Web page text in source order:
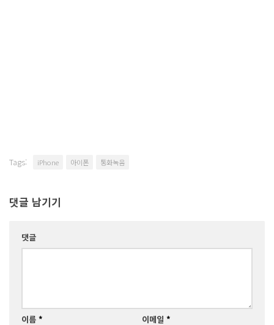
Tags: iPhone 아이폰 통화녹음
댓글 남기기
댓글
이름 * 이메일 *